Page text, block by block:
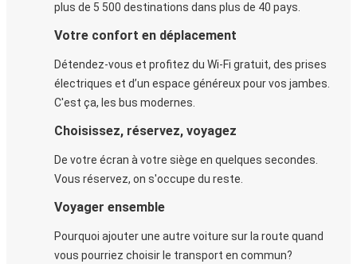
plus de 5 500 destinations dans plus de 40 pays.
Votre confort en déplacement
Détendez-vous et profitez du Wi-Fi gratuit, des prises
électriques et d’un espace généreux pour vos jambes.
C'est ça, les bus modernes.
Choisissez, réservez, voyagez
De votre écran à votre siège en quelques secondes.
Vous réservez, on s'occupe du reste.
Voyager ensemble
Pourquoi ajouter une autre voiture sur la route quand
vous pourriez choisir le transport en commun?